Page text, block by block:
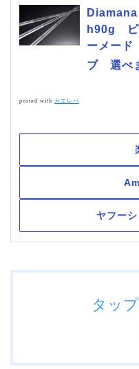
h90g ピ
ーメー
ブ 選べ
posted with カエレバ
タッ